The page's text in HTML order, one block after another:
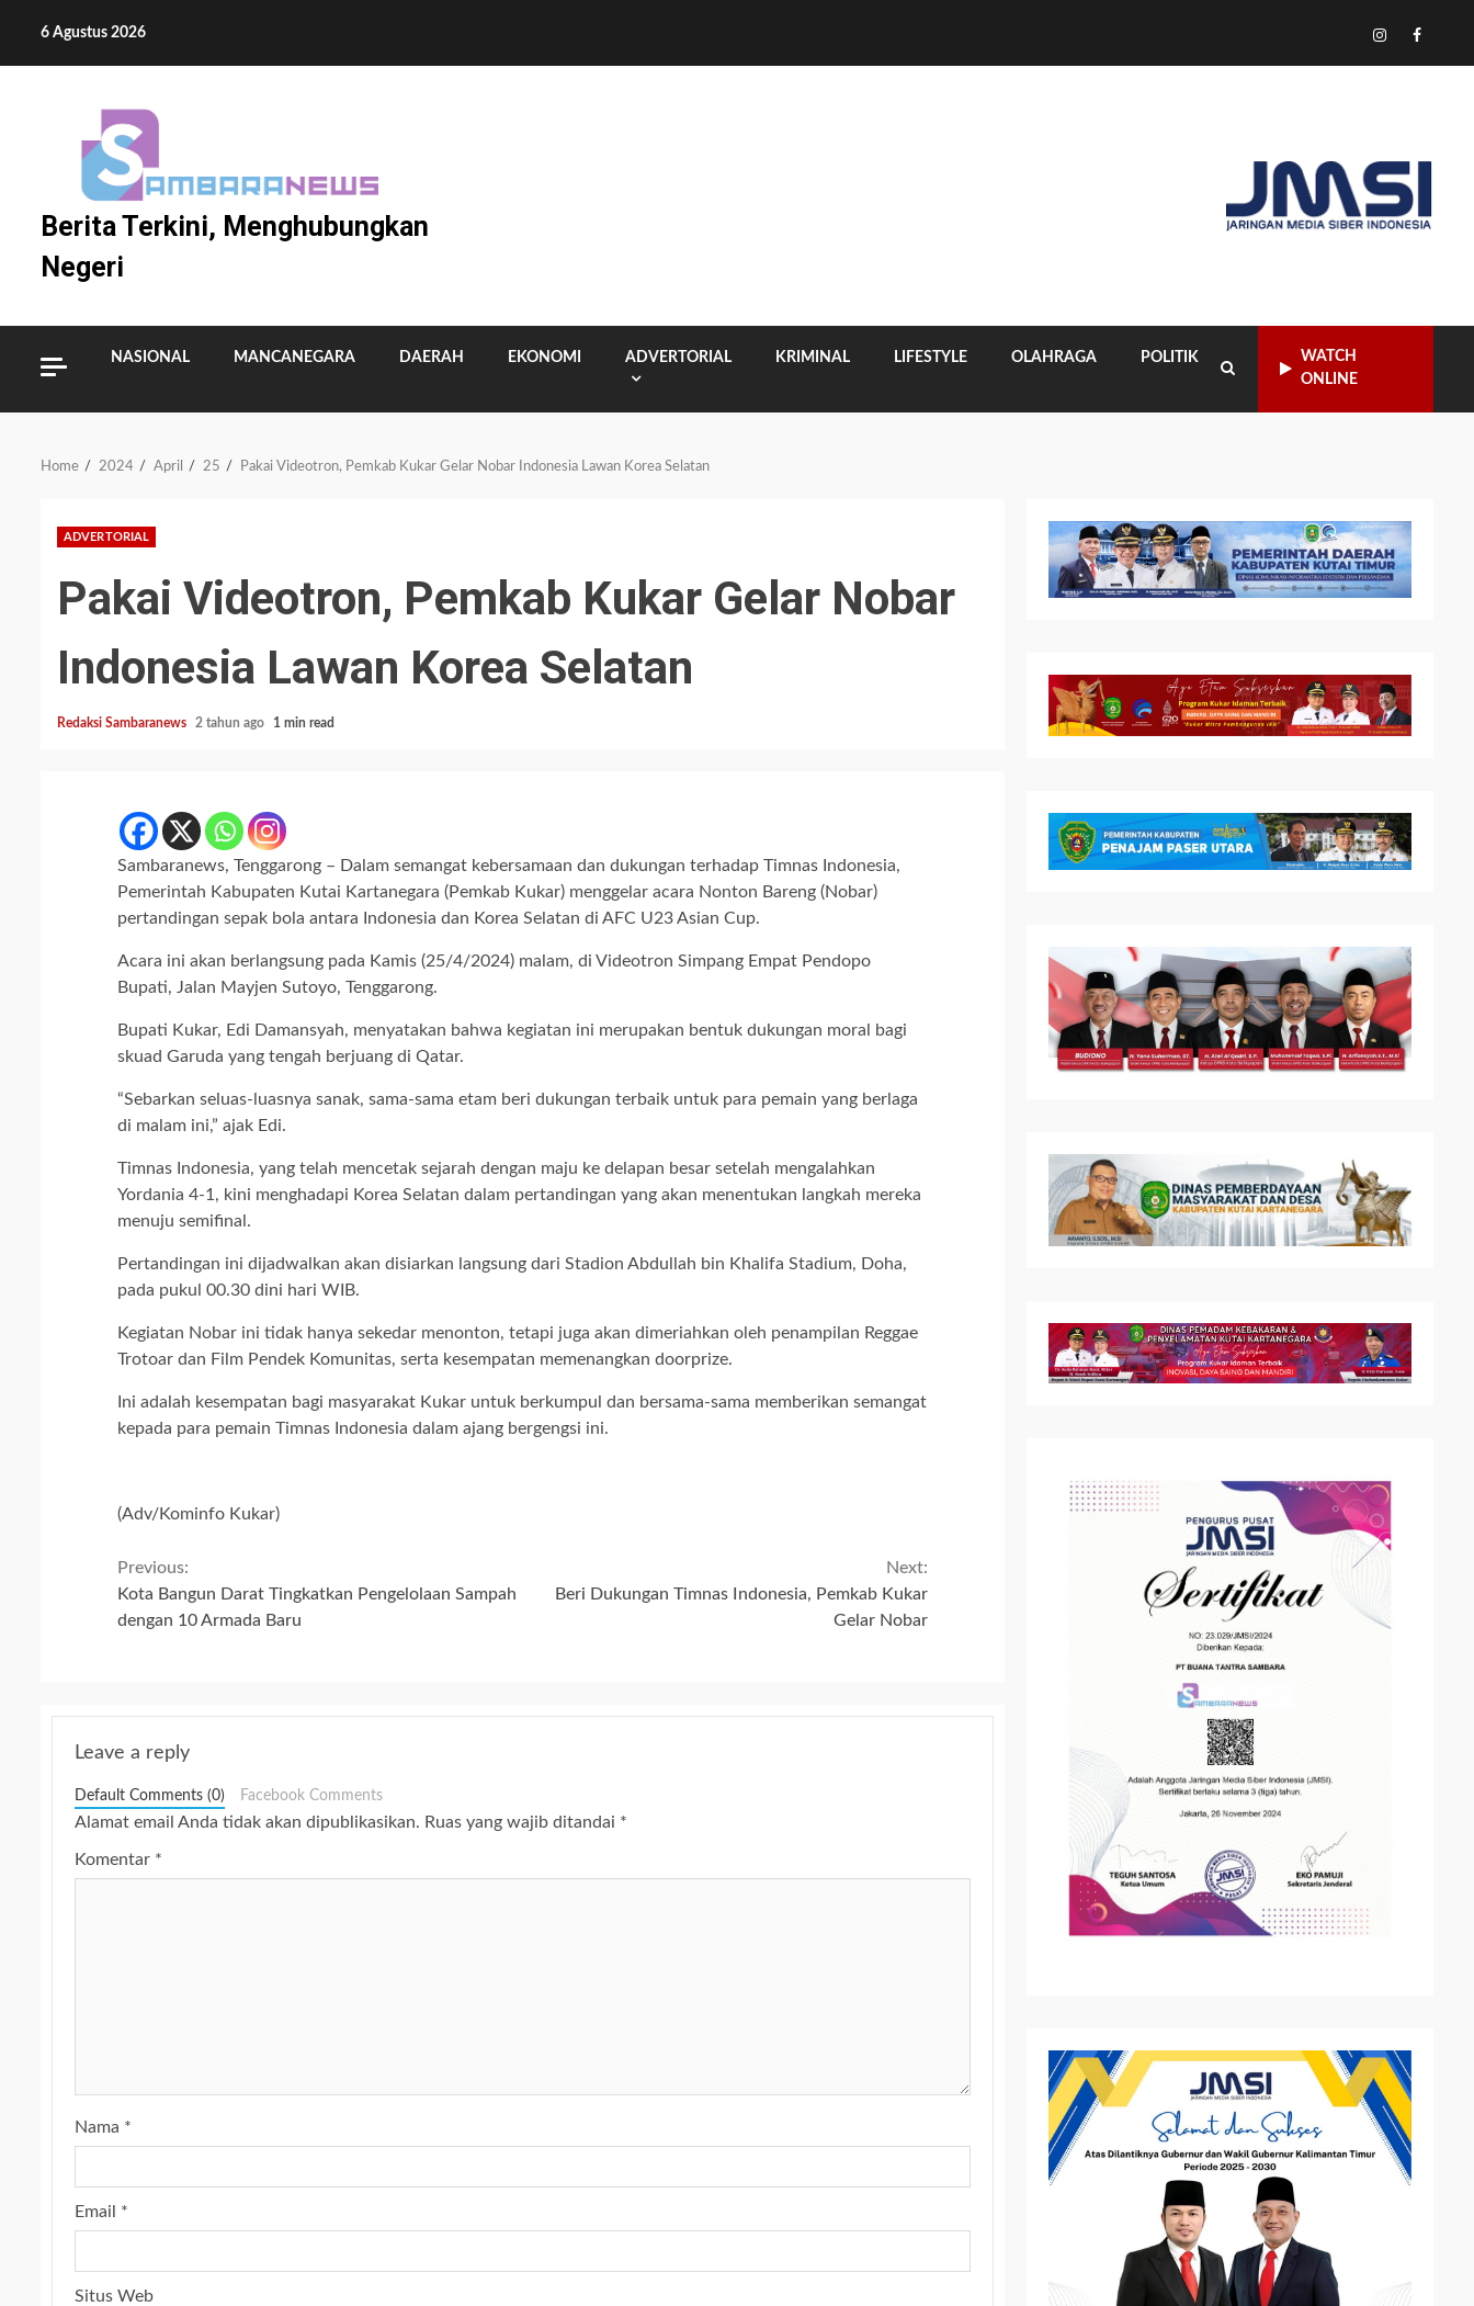
content
6 Agustus 2026 Tiktok
Instagram
Berita Terkini, Menghubungkan
Negeri
NASIONAL MANCANEGARA DAERAH EKONOMI ADVERTORIAL KRIMINAL LIFESTYLE OLAHRAGA POLITIK
WATCH
ONLINE
Home 2024 April 25 Pakai Videotron, Pemkab Kukar Gelar Nobar Indonesia Lawan Korea Selatan
ADVERTORIAL
Pakai Videotron, Pemkab Kukar Gelar Nobar
Indonesia Lawan Korea Selatan
Redaksi Sambaranews 2 tahun ago 1 min read
Sambaranews, Tenggarong – Dalam semangat kebersamaan dan dukungan terhadap Timnas Indonesia,
Pemerintah Kabupaten Kutai Kartanegara (Pemkab Kukar) menggelar acara Nonton Bareng (Nobar)
pertandingan sepak bola antara Indonesia dan Korea Selatan di AFC U23 Asian Cup.
Acara ini akan berlangsung pada Kamis (25/4/2024) malam, di Videotron Simpang Empat Pendopo
Bupati, Jalan Mayjen Sutoyo, Tenggarong.
Bupati Kukar, Edi Damansyah, menyatakan bahwa kegiatan ini merupakan bentuk dukungan moral bagi
skuad Garuda yang tengah berjuang di Qatar.
“Sebarkan seluas-luasnya sanak, sama-sama etam beri dukungan terbaik untuk para pemain yang berlaga
di malam ini,” ajak Edi.
Timnas Indonesia, yang telah mencetak sejarah dengan maju ke delapan besar setelah mengalahkan
Yordania 4-1, kini menghadapi Korea Selatan dalam pertandingan yang akan menentukan langkah mereka
menuju semifinal.
Pertandingan ini dijadwalkan akan disiarkan langsung dari Stadion Abdullah bin Khalifa Stadium, Doha,
pada pukul 00.30 dini hari WIB.
Kegiatan Nobar ini tidak hanya sekedar menonton, tetapi juga akan dimeriahkan oleh penampilan Reggae
Trotoar dan Film Pendek Komunitas, serta kesempatan memenangkan doorprize.
Ini adalah kesempatan bagi masyarakat Kukar untuk berkumpul dan bersama-sama memberikan semangat
kepada para pemain Timnas Indonesia dalam ajang bergengsi ini.
(Adv/Kominfo Kukar)
Continue
Reading
Previous:
Kota Bangun Darat Tingkatkan Pengelolaan Sampah
dengan 10 Armada Baru
Next:
Beri Dukungan Timnas Indonesia, Pemkab Kukar
Gelar Nobar
Leave a reply
Default Comments (0) Facebook Comments
Alamat email Anda tidak akan dipublikasikan. Ruas yang wajib ditandai *
Komentar *
Nama *
Email *
Situs Web